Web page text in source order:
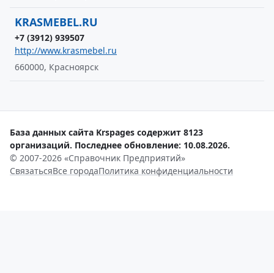
KRASMEBEL.RU
+7 (3912) 939507
http://www.krasmebel.ru
660000, Красноярск
База данных сайта Krspages содержит 8123
организаций. Последнее обновление: 10.08.2026.
© 2007-2026 «Справочник Предприятий»
СвязатьсяВсе городаПолитика конфиденциальности